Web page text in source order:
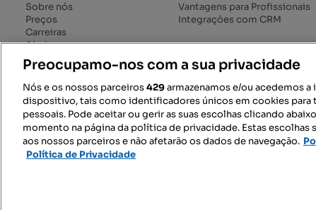
Sobre nós
Preços
Carreiras
Ajuda
Livro de Reclamações online
Regulamento dos Serviços
Digitais
Vantagens para Profissionais
Integrações com CRM
SIGA-NOS:
Preocupamo-nos com a sua privacidade
Nós e os nossos parceiros429armazenamos e/ou acedemos
dispositivo, tais como identificadores únicos em cookies para
pessoais. Pode aceitar ou gerir as suas escolhas clicando
momento na página da política de privacidade. Estas escolhas
aos nossos parceiros e não afetarão os dados de navegação.
Política de Privacidade